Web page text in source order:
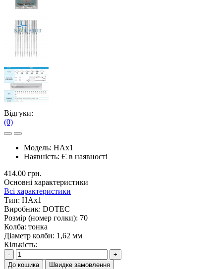
Відгуки:
(0)
Модель: HAx1
Наявність: Є в наявності
414.00 грн.
Основні характеристики
Всі характеристики
Тип: HAx1
Виробник: DOTEC
Розмір (номер голки): 70
Колба: тонка
Діаметр колби: 1,62 мм
Кількість:
-
+
До кошика
Швидке замовлення